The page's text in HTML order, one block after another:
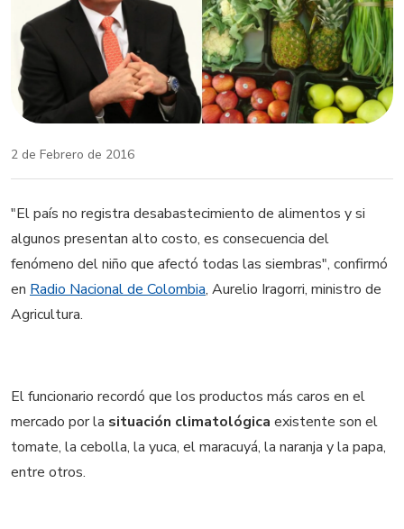
2 de Febrero de 2016
"El país no registra desabastecimiento de alimentos y si
algunos presentan alto costo, es consecuencia del
fenómeno del niño que afectó todas las siembras", confirmó
en Radio Nacional de Colombia, Aurelio Iragorri, ministro de
Agricultura.
El funcionario recordó que los productos más caros en el
mercado por la situación climatológica existente son el
tomate, la cebolla, la yuca, el maracuyá, la naranja y la papa,
entre otros.